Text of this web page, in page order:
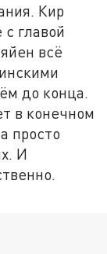
Кир
главой
всё
до конца.
в конечном
просто
И